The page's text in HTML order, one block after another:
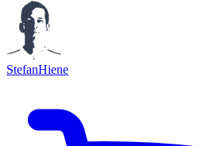
StefanHiene